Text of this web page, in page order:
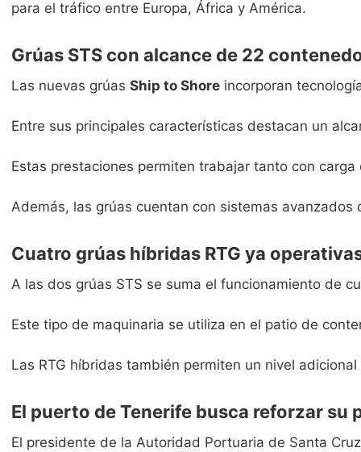
para el tráfico entre Europa, África y América.
Grúas STS con alcance de 22
Las nuevas grúas Ship to Shore incorporan
Entre sus principales características destacan un
Estas prestaciones permiten trabajar tanto con
Además, las grúas cuentan con sistemas
Cuatro grúas híbridas RTG ya
A las dos grúas STS se suma el funcionamiento de
Este tipo de maquinaria se utiliza en el patio de
Las RTG híbridas también permiten un nivel
El puerto de Tenerife busca reforzar su
El presidente de la Autoridad Portuaria de Santa